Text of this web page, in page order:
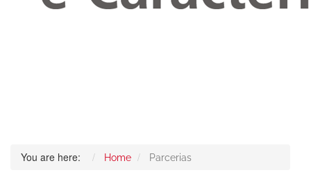
You are here: Home Parcerias